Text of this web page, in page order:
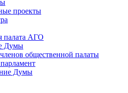
проекты
палата АГО
Думы
общественной палаты
Думы